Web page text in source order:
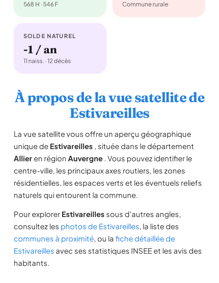
568 H · 546 F Commune rurale
SOLDE NATUREL
-1 / an
11 naiss. · 12 décès
À propos de la vue satellite de
Estivareilles
La vue satellite vous offre un aperçu géographique
unique de Estivareilles , située dans le département
Allieren région Auvergne . Vous pouvez identifier le
centre-ville, les principaux axes routiers, les zones
résidentielles, les espaces verts et les éventuels reliefs
naturels qui entourent la commune.
Pour explorer Estivareilles sous d'autres angles,
consultez les photos de Estivareilles, la liste des
communes à proximité, ou la fiche détaillée de
Estivareilles avec ses statistiques INSEE et les avis des
habitants.